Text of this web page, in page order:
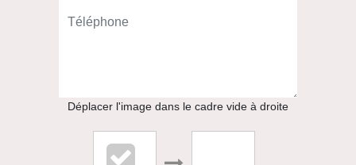
Déplacer l'image dans le cadre vide à droite